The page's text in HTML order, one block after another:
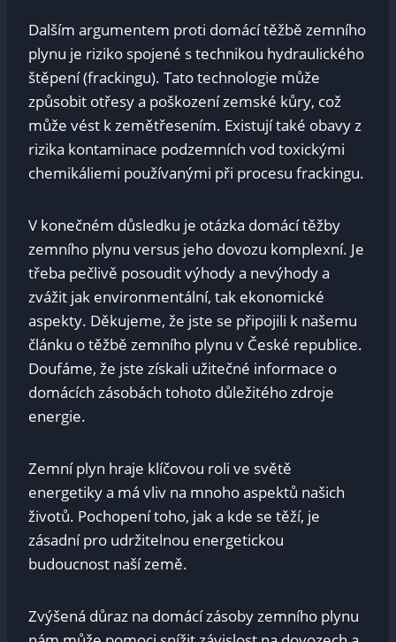
Dalším argumentem proti domácí těžbě zemního
plynu je riziko spojené s technikou hydraulického
štěpení (frackingu). Tato technologie může
způsobit otřesy a poškození zemské kůry, což
může vést k zemětřesením. Existují také obavy z
rizika kontaminace podzemních vod toxickými
chemikáliemi používanými při procesu frackingu.
V konečném důsledku je otázka domácí těžby
zemního plynu versus jeho dovozu komplexní. Je
třeba pečlivě posoudit výhody a nevýhody a
zvážit jak environmentální, tak ekonomické
aspekty. Děkujeme, že jste se připojili k našemu
článku o těžbě zemního plynu v České republice.
Doufáme, že jste získali užitečné informace o
domácích zásobách tohoto důležitého zdroje
energie.
Zemní plyn hraje klíčovou roli ve světě
energetiky a má vliv na mnoho aspektů našich
životů. Pochopení toho, jak a kde se těží, je
zásadní pro udržitelnou energetickou
budoucnost naší země.
Zvýšená důraz na domácí zásoby zemního plynu